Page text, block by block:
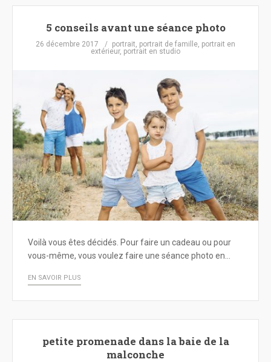
5 conseils avant une séance photo
26 décembre 2017 portrait, portrait de famille, portrait en
extérieur, portrait en studio
Voilà vous êtes décidés. Pour faire un cadeau ou pour
vous-même, vous voulez faire une séance photo en…
EN SAVOIR PLUS
petite promenade dans la baie de la
malconche